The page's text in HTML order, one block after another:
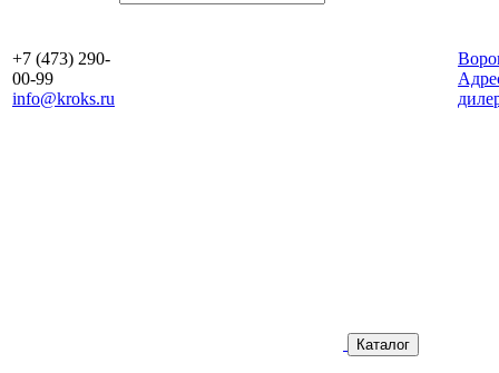
+7 (473) 290-
00-99
info@kroks.ru
Каталог